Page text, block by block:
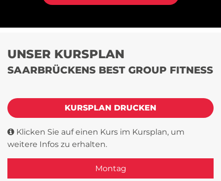
UNSER KURSPLAN
SAARBRÜCKENS BEST GROUP FITNESS
KURSPLAN DRUCKEN
Klicken Sie auf einen Kurs im Kursplan, um
weitere Infos zu erhalten.
Montag